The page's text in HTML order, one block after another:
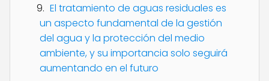
El tratamiento de aguas residuales es
un aspecto fundamental de la gestión
del agua y la protección del medio
ambiente, y su importancia solo seguirá
aumentando en el futuro